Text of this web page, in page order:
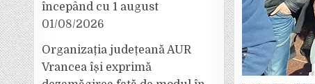
începând cu 1 august
01/08/2026
Organizația județeană AUR
Vrancea își exprimă